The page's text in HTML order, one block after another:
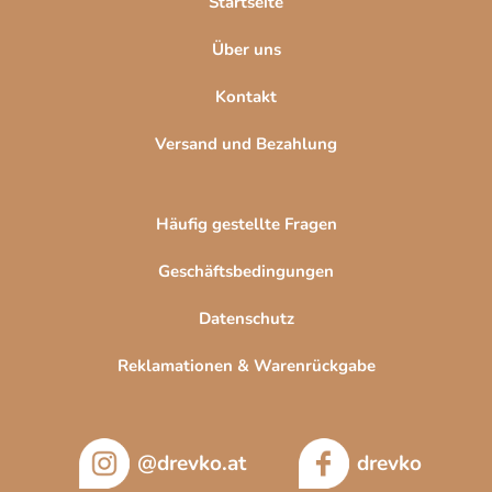
e
L
s
e
Über uns
Kontakt
Versand und Bezahlung
Häufig gestellte Fragen
Geschäftsbedingungen
Datenschutz
Reklamationen & Warenrückgabe
@drevko.at drevko